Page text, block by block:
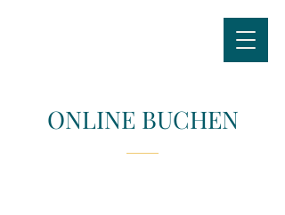
ONLINE BUCHEN